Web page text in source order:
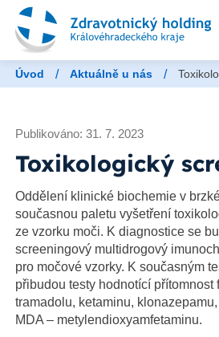
Úvod / Aktuálně u nás /
Publikováno: 31. 7. 2023
Toxikologický
Oddělení klinické biochemie v
současnou paletu vyšetření
ze vzorku moči. K diagnostice se
screeningový multidrogový
pro močové vzorky. K současným
přibudou testy hodnotící přítomnost
tramadolu, ketaminu,
MDA – metylendioxyamfetaminu.